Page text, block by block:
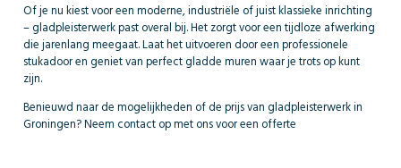
Of je nu kiest voor een moderne, industriële of juist klassieke inrichting
– gladpleisterwerk past overal bij. Het zorgt voor een tijdloze afwerking
die jarenlang meegaat. Laat het uitvoeren door een professionele
stukadoor en geniet van perfect gladde muren waar je trots op kunt
zijn.
Benieuwd naar de mogelijkheden of de prijs van gladpleisterwerk in
Groningen? Neem contact op met ons voor een offerte